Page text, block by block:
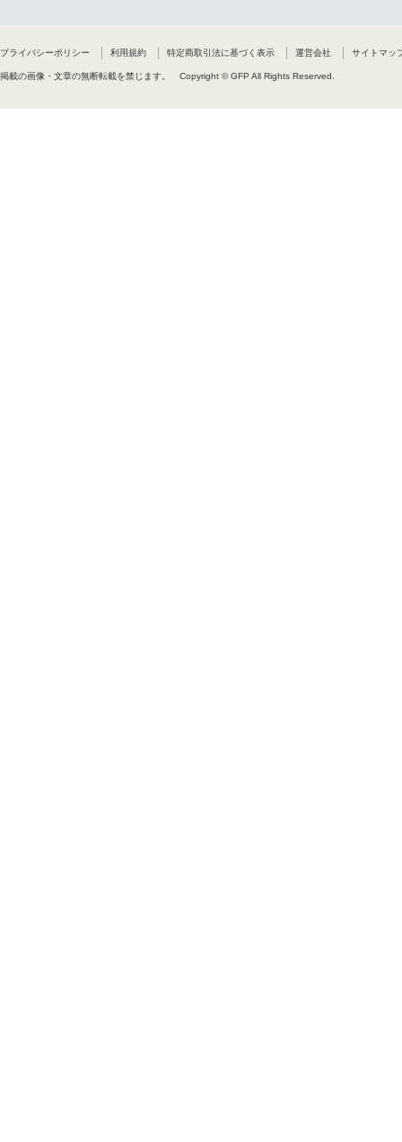
プライバシーポリシー 利用規約 特定商取引法に基づく表示 運営会社 サイトマッ
掲載の画像・文章の無断転載を禁じます。 Copyright © GFP All Rights Reserved.